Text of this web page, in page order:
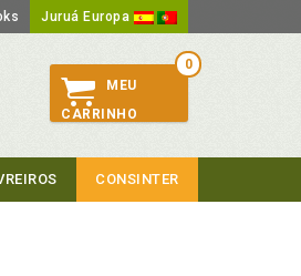
Juruá Europa
0
MEU
CARRINHO
CONSINTER